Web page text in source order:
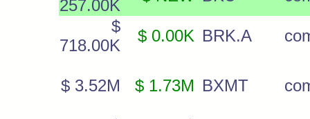
257.00K
$
718.00K
$ 0.00K BRK.A
$ 3.52M $ 1.73M BXMT